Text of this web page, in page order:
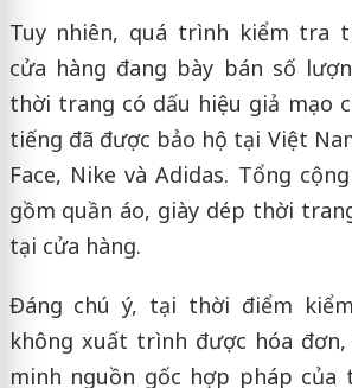
Tuy nhiên, quá trình kiểm tra
cửa hàng đang bày bán số
thời trang có dấu hiệu giả mạo
tiếng đã được bảo hộ tại Việt
Face, Nike và Adidas. Tổng
gồm quần áo, giày dép thời
tại cửa hàng.
Đáng chú ý, tại thời điểm
không xuất trình được hóa
minh nguồn gốc hợp pháp của